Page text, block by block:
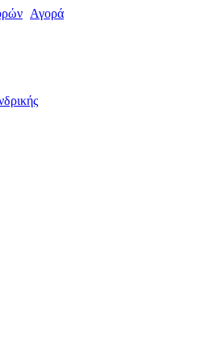
Αγορά